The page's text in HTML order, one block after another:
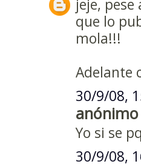
jeje,
que lo
mola!!!
Adelante
30/9/08,
Yo si se
30/9/08,